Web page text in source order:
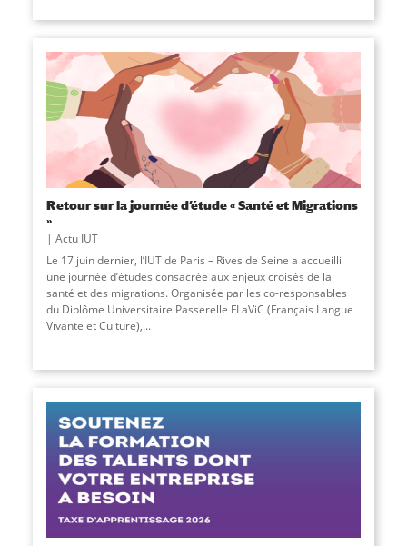
Retour sur la journée d’étude « Santé et Migrations
»
Actu IUT
Le 17 juin dernier, l’IUT de Paris – Rives de Seine a accueilli
une journée d’études consacrée aux enjeux croisés de la
santé et des migrations. Organisée par les co-responsables
du Diplôme Universitaire Passerelle FLaViC (Français Langue
Vivante et Culture),...